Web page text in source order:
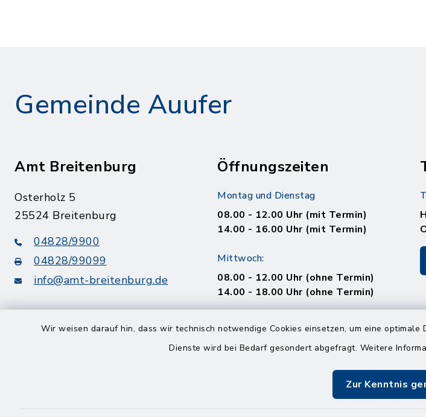
Wir weisen darauf hin, dass wir technisch notwendige Cookies einsetzen, um eine
Dienste wird bei Bedarf gesondert abgefragt. Weitere
Zur Kenntnis
Gemeinde Auufer
Amt Breitenburg
Osterholz 5
25524 Breitenburg
04828/9900
04828/99099
info@amt-breitenburg.de
Öffnungszeiten
Montag und Dienstag
08.00 - 12.00 Uhr (mit Termin)
14.00 - 16.00 Uhr (mit Termin)
Mittwoch:
08.00 - 12.00 Uhr (ohne Termin)
14.00 - 18.00 Uhr (ohne Termin)
08.00 - 12.00 Uhr (mit Termin)